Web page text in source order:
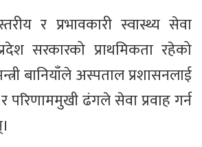
र प्रभावकारी स्वास्थ्य सेवा
सरकारको प्राथमिकता रहेको
बानियाँले अस्पताल प्रशासनलाई
र परिणाममुखी ढंगले सेवा प्रवाह गर्न